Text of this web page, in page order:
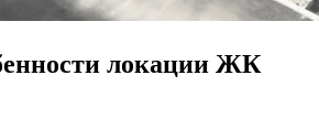
локации ЖК